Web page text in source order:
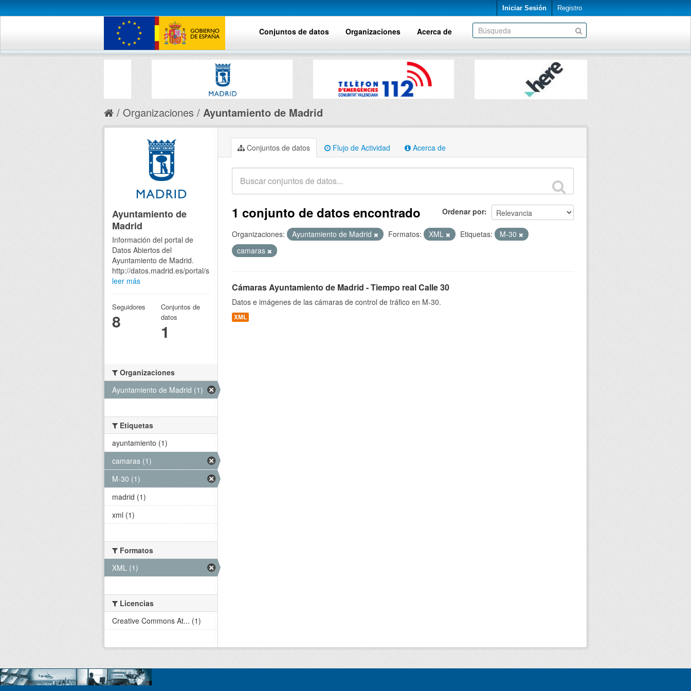
Iniciar Sesión Registro
Conjuntos de datos Organizaciones Acerca de
Organizaciones Ayuntamiento de Madrid
Conjuntos de datos Flujo de Actividad Acerca de
Ordenar por
1 conjunto de datos encontrado
Organizaciones: Ayuntamiento de Madrid Formatos: XML Etiquetas:
M-30
camaras
Cámaras Ayuntamiento de Madrid - Tiempo real Calle 30
Datos e imágenes de las cámaras de control de tráfico en M-30.
XML
Ayuntamiento de
Madrid
Información del portal de
Datos Abiertos del
Ayuntamiento de Madrid.
http://datos.madrid.es/portal/site/egob
leer más
Seguidores
8
Conjuntos de
datos
1
Organizaciones
Ayuntamiento de Madrid (1)
Etiquetas
ayuntamiento (1)
camaras (1)
M-30 (1)
madrid (1)
xml (1)
Formatos
XML (1)
Licencias
Creative Commons At... (1)